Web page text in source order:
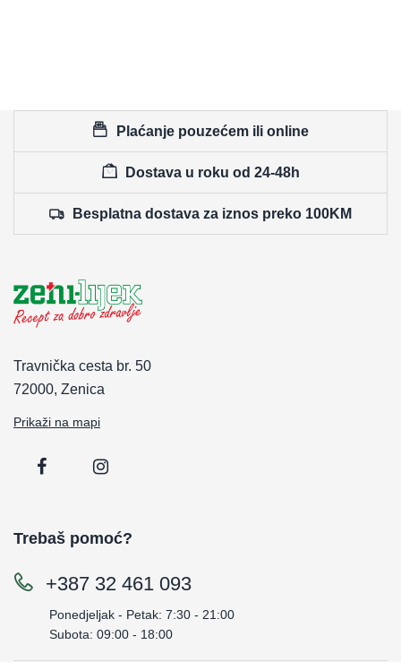
Plaćanje pouzećem ili online
Dostava u roku od 24-48h
Besplatna dostava za iznos preko 100KM
Travnička cesta br. 50
72000, Zenica
Prikaži na mapi
Trebaš pomoć?
+387 32 461 093
Ponedjeljak - Petak: 7:30 - 21:00
Subota: 09:00 - 18:00